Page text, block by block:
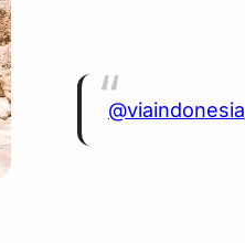
@viaindonesia